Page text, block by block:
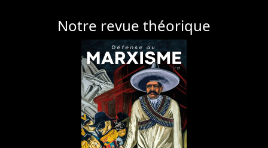
Notre revue théorique